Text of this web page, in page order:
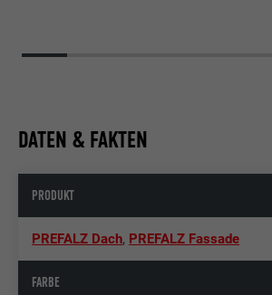
DATEN & FAKTEN
PRODUKT
PREFALZ Dach, PREFALZ Fassade
FARBE